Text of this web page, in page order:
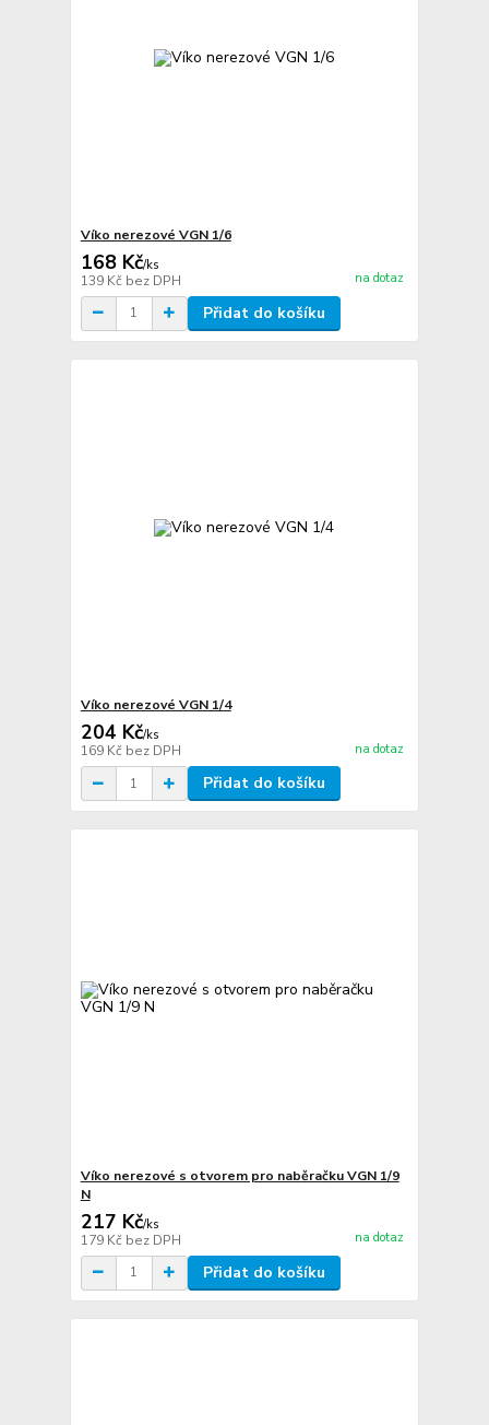
Víko nerezové VGN 1/6
168 Kč/ks
139 Kč bez DPH na dotaz
Přidat do košíku
Víko nerezové VGN 1/4
204 Kč/ks
169 Kč bez DPH na dotaz
Přidat do košíku
Víko nerezové s otvorem pro naběračku VGN 1/9
N
217 Kč/ks
179 Kč bez DPH na dotaz
Přidat do košíku